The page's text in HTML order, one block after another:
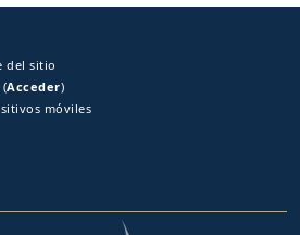
del sitio
Acceder)
móviles